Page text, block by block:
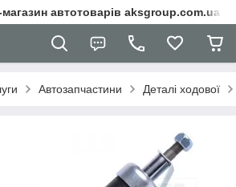
автотоварів aksgroup.com.ua
Автозапчастини Деталі ходової